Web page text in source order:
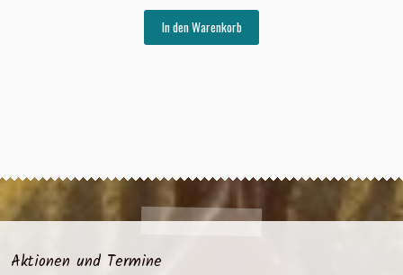
In den Warenkorb
Aktionen und Termine